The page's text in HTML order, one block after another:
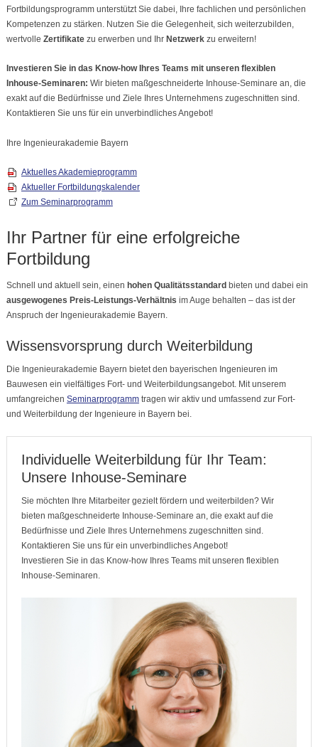
Fortbildungsprogramm unterstützt Sie dabei, Ihre fachlichen und persönlichen
Kompetenzen zu stärken. Nutzen Sie die Gelegenheit, sich weiterzubilden,
wertvolle Zertifikatezu erwerben und Ihr Netzwerkzu erweitern!
Investieren Sie in das Know-how Ihres Teams mit unseren flexiblen
Inhouse-Seminaren: Wir bieten maßgeschneiderte Inhouse-Seminare an, die
exakt auf die Bedürfnisse und Ziele Ihres Unternehmens zugeschnitten sind.
Kontaktieren Sie uns für ein unverbindliches Angebot!
Ihre Ingenieurakademie Bayern
Aktuelles Akademieprogramm
Aktueller Fortbildungskalender
Zum Seminarprogramm
Ihr Partner für eine erfolgreiche
Fortbildung
Schnell und aktuell sein, einen hohen Qualitätsstandardbieten und dabei ein
ausgewogenes Preis-Leistungs-Verhältnis im Auge behalten – das ist der
Anspruch der Ingenieurakademie Bayern.
Wissensvorsprung durch Weiterbildung
Die Ingenieurakademie Bayern bietet den bayerischen Ingenieuren im
Bauwesen ein vielfältiges Fort- und Weiterbildungsangebot. Mit unserem
umfangreichen Seminarprogrammtragen wir aktiv und umfassend zur Fort-
und Weiterbildung der Ingenieure in Bayern bei.
Individuelle Weiterbildung für Ihr Team:
Unsere Inhouse-Seminare
Sie möchten Ihre Mitarbeiter gezielt fördern und weiterbilden? Wir
bieten maßgeschneiderte Inhouse-Seminare an, die exakt auf die
Bedürfnisse und Ziele Ihres Unternehmens zugeschnitten sind.
Kontaktieren Sie uns für ein unverbindliches Angebot!
Investieren Sie in das Know-how Ihres Teams mit unseren flexiblen
Inhouse-Seminaren.